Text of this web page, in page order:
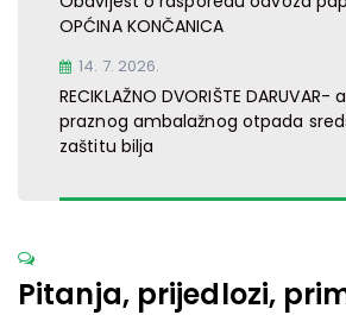
OPĆINA KONČANICA
14. 7. 2026.
RECIKLAŽNO DVORIŠTE
praznog ambalažnog otpada
zaštitu bilja
Pitanja, prijedlozi,